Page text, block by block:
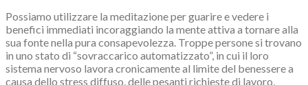
Possiamo utilizzare la meditazione per guarire e vedere i
benefici immediati incoraggiando la mente attiva a tornare alla
sua fonte nella pura consapevolezza. Troppe persone si trovano
in uno stato di “sovraccarico automatizzato”, in cui il loro
sistema nervoso lavora cronicamente al limite del benessere a
causa dello stress diffuso, delle pesanti richieste di lavoro,